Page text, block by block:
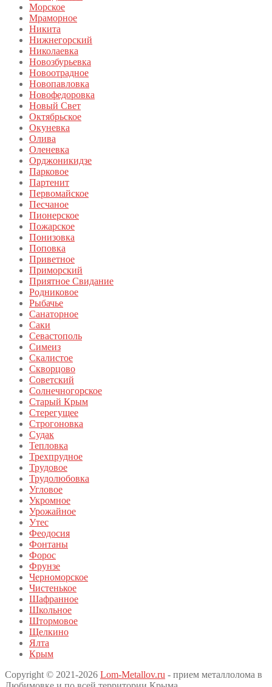
Морское
Мраморное
Никита
Нижнегорский
Николаевка
Новозбурьевка
Новоотрадное
Новопавловка
Новофедоровка
Новый Свет
Октябрьское
Окуневка
Олива
Оленевка
Орджоникидзе
Парковое
Партенит
Первомайское
Песчаное
Пионерское
Пожарское
Понизовка
Поповка
Приветное
Приморский
Приятное Свидание
Родниковое
Рыбачье
Санаторное
Саки
Севастополь
Симеиз
Скалистое
Скворцово
Советский
Солнечногорское
Старый Крым
Стерегущее
Строгоновка
Судак
Тепловка
Трехпрудное
Трудовое
Трудолюбовка
Угловое
Укромное
Урожайное
Утес
Феодосия
Фонтаны
Форос
Фрунзе
Черноморское
Чистенькое
Шафранное
Школьное
Штормовое
Щелкино
Ялта
Крым
Copyright © 2021-2026 Lom-Metallov.ru - прием металлолома в